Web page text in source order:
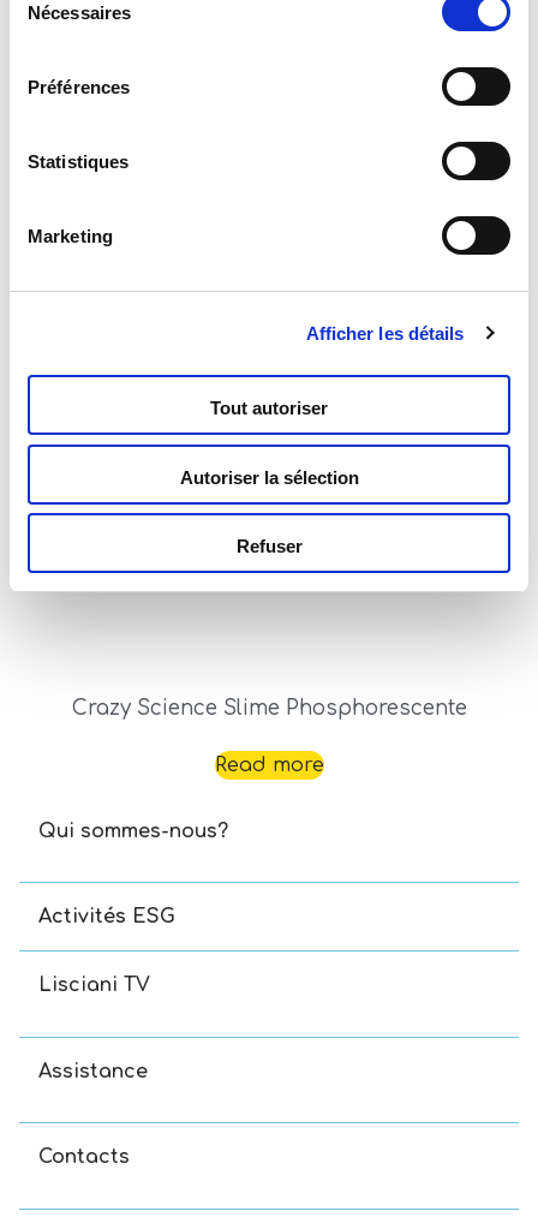
Nécessaires
Préférences
Statistiques
Marketing
Afficher les détails
Tout autoriser
Autoriser la sélection
Refuser
Crazy Science Le Grand Laboratoire De Dingo
Crazy Science Slime Caméléon
Read more
Crazy Science Slime Phosphorescente
Read more
Qui sommes-nous?
Activités ESG
Lisciani TV
Assistance
Contacts